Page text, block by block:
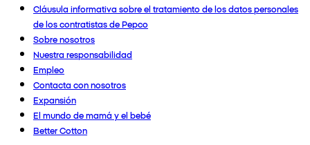
Cláusula informativa sobre el tratamiento de los datos personales
de los contratistas de Pepco
Sobre nosotros
Nuestra responsabilidad
Empleo
Contacta con nosotros
Expansión
El mundo de mamá y el bebé
Better Cotton